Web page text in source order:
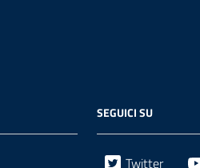
SEGUICI SU
Twitter